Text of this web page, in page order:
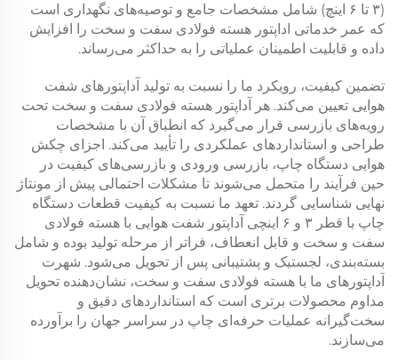
(۳ تا ۶ اینچ) شامل مشخصات جامع و توصیه‌های نگهداری است
که عمر خدماتی اداپتور هسته فولادی سفت و سخت را افزایش
داده و قابلیت اطمینان عملیاتی را به حداکثر می‌رساند.
تضمین کیفیت، رویکرد ما را نسبت به تولید آداپتورهای شفت
هوایی تعیین می‌کند. هر آداپتور هسته فولادی سفت و سخت تحت
رویه‌های بازرسی قرار می‌گیرد که انطباق آن با مشخصات
طراحی و استانداردهای عملکردی را تأیید می‌کند. اجزای چکش
هوایی دستگاه چاپ، بازرسی ورودی و بازرسی‌های کیفیت در
حین فرآیند را متحمل می‌شوند تا مشکلات احتمالی پیش از مونتاژ
نهایی شناسایی گردند. تعهد ما نسبت به کیفیت قطعات دستگاه
چاپ با قطر ۳ و ۶ اینچی آداپتور شفت هوایی با هسته فولادی
سفت و سخت و قابل انعطاف، فراتر از مرحله تولید بوده و شامل
بسته‌بندی، لجستیک و پشتیبانی پس از تحویل می‌شود. شهرت
آداپتورهای ما با هسته فولادی سفت و سخت، نشان‌دهنده تحویل
مداوم محصولات برتری است که استانداردهای دقیق و
سخت‌گیرانه عملیات حرفه‌ای چاپ در سراسر جهان را برآورده
می‌سازند.